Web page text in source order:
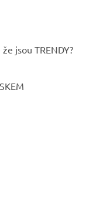
jsou TRENDY?